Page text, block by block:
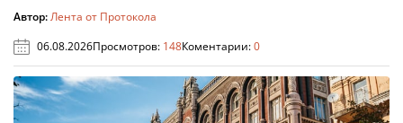
Автор:Лента от Протокола
06.08.2026Просмотров: 148Коментарии:0